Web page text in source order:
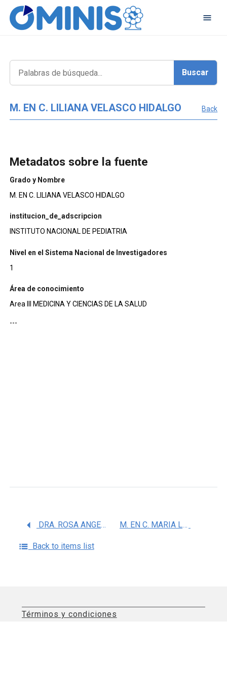
M. EN C. LILIANA VELASCO HIDALGO Back
Metadatos sobre la fuente
Grado y Nombre
M. EN C. LILIANA VELASCO HIDALGO
institucion_de_adscripcion
INSTITUTO NACIONAL DE PEDIATRIA
Nivel en el Sistema Nacional de Investigadores
1
Área de conocimiento
Area III MEDICINA Y CIENCIAS DE LA SALUD
---
DRA. ROSA ANGELICA CASTILLO RODRIGUEZ M. EN C. MARIA LUISA DIAZ GARCIA
Back to items list
Términos y condiciones